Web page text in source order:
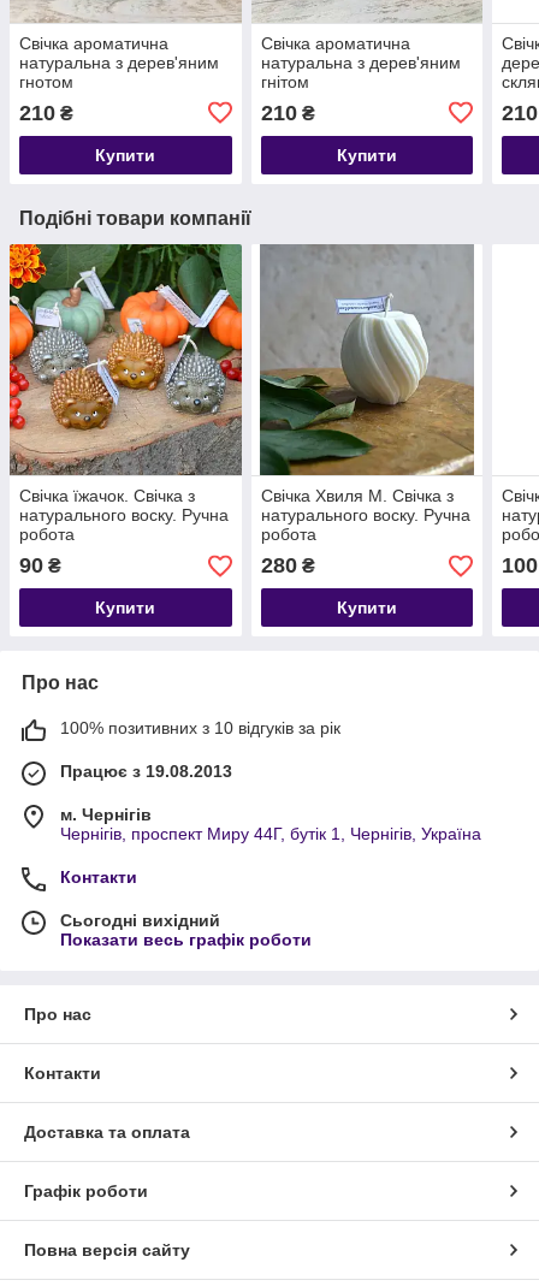
Свічка ароматична
натуральна з дерев'яним
гнотом
210 ₴
Купити
Свічка ароматична
натуральна з дерев'яним
гнітом
210₴
Купити
210
Подібні товари компанії
Свічка їжачок. Свічка з
натурального воску. Ручна
робота
90 ₴
Купити
Свічка Хвиля М. Свічка з
натурального воску. Ручна
робота
280₴
Купити
100
Про нас
100% позитивних з 10 відгуків за рік
Працює з 19.08.2013
м. Чернігів
Чернігів, проспект Миру 44Г, бутік 1, Чернігів, Україна
Контакти
Сьогодні вихідний
Показати весь графік роботи
Про нас
Контакти
Доставка та оплата
Графік роботи
Повна версія сайту